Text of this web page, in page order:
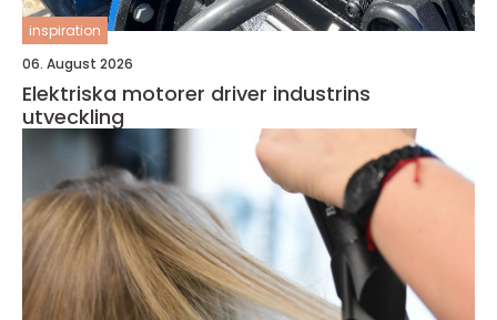
inspiration
06. August 2026
Elektriska motorer driver industrins
utveckling